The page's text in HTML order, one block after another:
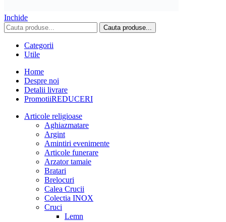
Inchide
Cauta produse...
Categorii
Utile
Home
Despre noi
Detalii livrare
PromotiiREDUCERI
Articole religioase
Aghiazmatare
Argint
Amintiri evenimente
Articole funerare
Arzator tamaie
Bratari
Brelocuri
Calea Crucii
Colectia INOX
Cruci
Lemn